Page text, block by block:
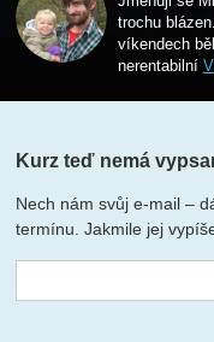
trochu
víkendech
nerentabilní
Kurz teď nemá
Nech nám svůj e-mail –
termínu. Jakmile jej